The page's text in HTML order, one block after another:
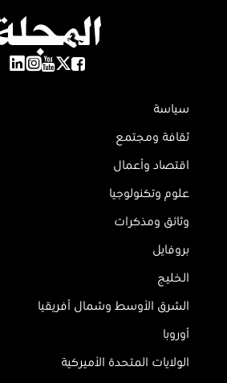
سياسة
ثقافة ومجتمع
اقتصاد وأعمال
علوم وتكنولوجيا
وثائق ومذكرات
بروفايل
الخليج
الشرق الأوسط وشمال أفريقيا
أوروبا
الولايات المتحدة الأميركية